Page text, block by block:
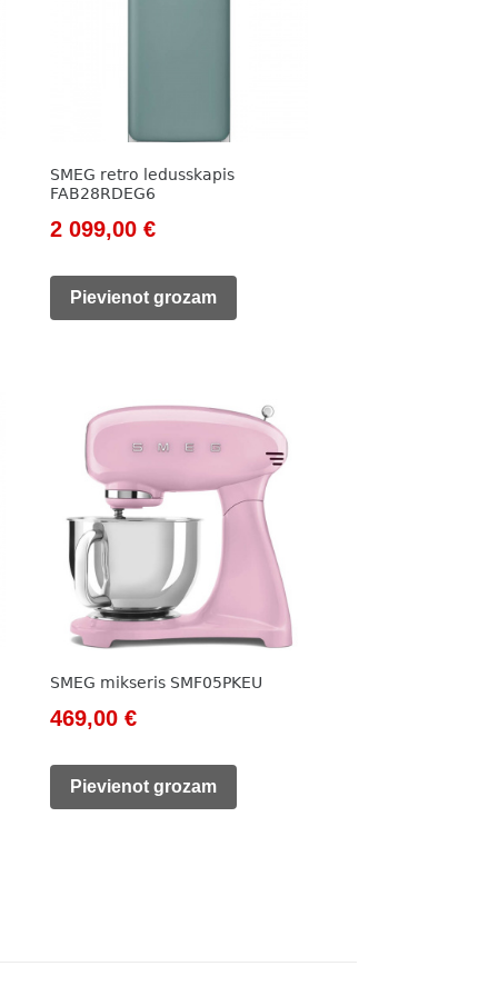
SMEG retro ledusskapis
FAB28RDEG6
Original
was:
2 099,00€Current
is:
Pievienot grozam
SMEG mikseris SMF05PKEU
Original
was:
469,00€Current
is:
Pievienot grozam